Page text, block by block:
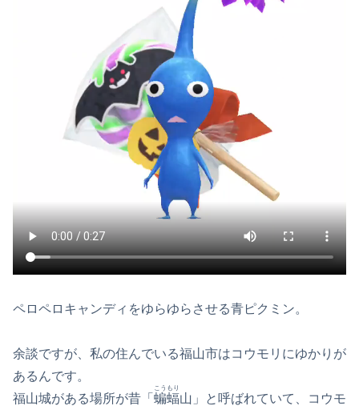
ペロペロキャンディをゆらゆらさせる青ピクミン。
余談ですが、私の住んでいる福山市はコウモリにゆかりが
あるんです。
福山城がある場所が昔「 蝙蝠
こうもり
山」と呼ばれていて、コウモ